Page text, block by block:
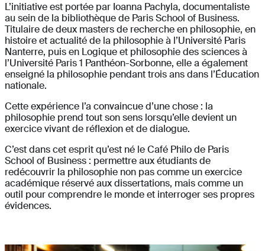
L’initiative est portée par Ioanna Pachyla, documentaliste
au sein de la bibliothèque de Paris School of Business.
Titulaire de deux masters de recherche en philosophie, en
histoire et actualité de la philosophie à l’Université Paris
Nanterre, puis en Logique et philosophie des sciences à
l’Université Paris 1 Panthéon-Sorbonne, elle a également
enseigné la philosophie pendant trois ans dans l’Éducation
nationale.
Cette expérience l’a convaincue d’une chose : la
philosophie prend tout son sens lorsqu’elle devient un
exercice vivant de réflexion et de dialogue.
C’est dans cet esprit qu’est né le Café Philo de Paris
School of Business : permettre aux étudiants de
redécouvrir la philosophie non pas comme un exercice
académique réservé aux dissertations, mais comme un
outil pour comprendre le monde et interroger ses propres
évidences.